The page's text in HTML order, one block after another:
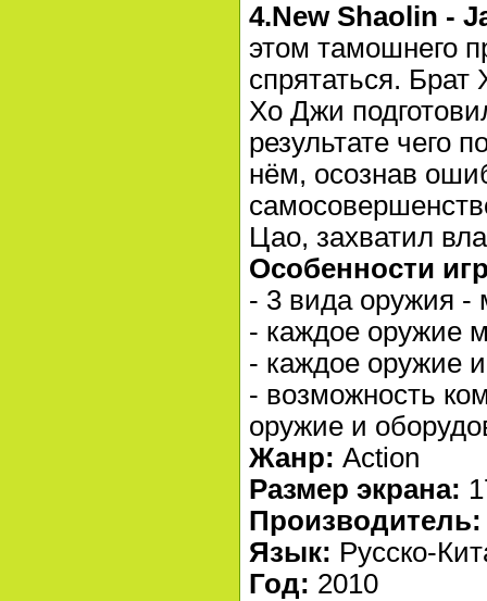
4.New Shaolin -
этом тамошнего
спрятаться.
Хо Джи
результате чего
нём, осознав
Цао, захватил
Особенности
- 3 вида оружия -
- каждое оружие
- каждое оружие
- возможность
оружие и
Жанр: Action
Размер экрана:
Производитель:
Язык: Русско-
Год: 2010